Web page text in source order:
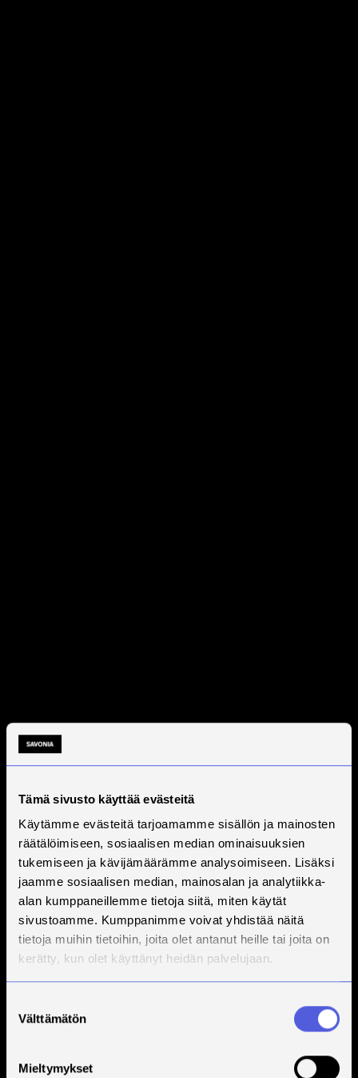
Tämä sivusto käyttää evästeitä
Käytämme evästeitä tarjoamamme sisällön ja mainosten
räätälöimiseen, sosiaalisen median ominaisuuksien
tukemiseen ja kävijämäärämme analysoimiseen. Lisäksi
jaamme sosiaalisen median, mainosalan ja analytiikka-
alan kumppaneillemme tietoja siitä, miten käytät
sivustoamme. Kumppanimme voivat yhdistää näitä
tietoja muihin tietoihin, joita olet antanut heille tai joita on
kerätty, kun olet käyttänyt heidän palvelujaan.
valinta
Välttämätön
Mieltymykset